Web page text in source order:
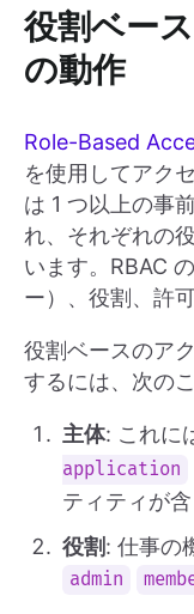
役割ベー
の動作
Role-Based
を使用してアク
は 1 つ以上の事
れ、それぞれの
います。RBAC
ー）、役割、許
役割ベースのア
するには、次の
主体: これに
application
ティティが含
役割: 仕事の
admin